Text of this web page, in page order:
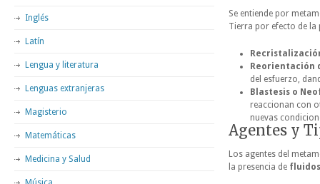
Se entiende por
Tierra por efecto de la
Reorientación
del esfuerzo,
Blastesis o
reaccionan con
nuevas
Agentes y
Los agentes del
la presencia de fluidos
Inglés
Latín
Lengua y literatura
Lenguas extranjeras
Magisterio
Matemáticas
Medicina y Salud